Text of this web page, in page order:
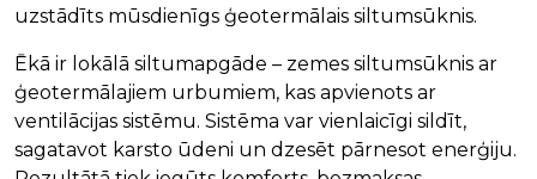
uzstādīts mūsdienīgs ģeotermālais siltumsūknis.
Ēkā ir lokālā siltumapgāde – zemes siltumsūknis ar
ģeotermālajiem urbumiem, kas apvienots ar
ventilācijas sistēmu. Sistēma var vienlaicīgi sildīt,
sagatavot karsto ūdeni un dzesēt pārnesot enerģiju.